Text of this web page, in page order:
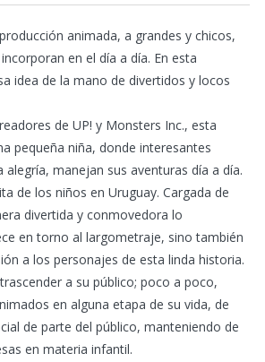
animada, a grandes y chicos,
en el día a día. En esta
idea de la mano de divertidos y locos
de UP! y Monsters Inc., esta
pequeña niña, donde interesantes
manejan sus aventuras día a día.
de los niños en Uruguay. Cargada de
divertida y conmovedora lo
en torno al largometraje, sino también
a los personajes de esta linda historia.
a su público; poco a poco,
en alguna etapa de su vida, de
de parte del público, manteniendo de
en materia infantil.